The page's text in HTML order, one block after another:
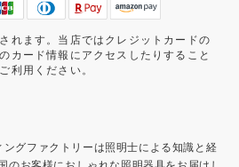
れます。当店ではクレジットカードの
カード情報にアクセスしたりすること
利用ください。
グファクトリーは照明士による知識と経